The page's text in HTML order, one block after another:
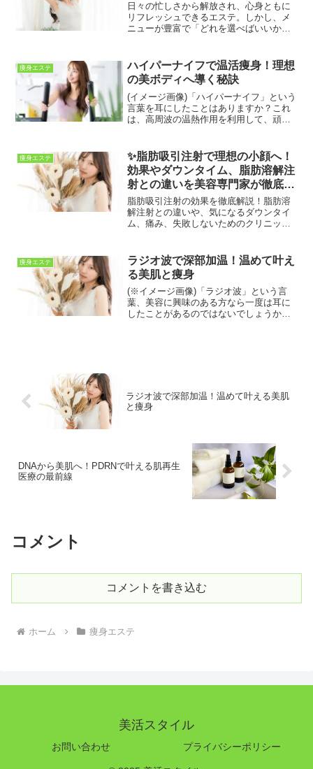
日々の忙しさから解放され、心身ともに
リフレッシュできるエステ。しかし、メ
ニューが豊富で「どれを選べばいいかわ
や悩みに合わせて、おすすめのエステメ
ニューを厳選してご紹介し...
痩身エステ
ハイパーナイフで温活痩身！理想
の美ボディへ導く秘訣
(イメージ画像)「ハイパーナイフ」という
言葉を耳にしたことはありますか？これ
は、高周波の温熱作用を利用して、頑固
みに悩んでいる方、なかなか落ちない部
分の脂肪をどうにかし...
痩身エステ
✨脂肪吸引注射で理想の小顔へ！
効果やダウンタイム、脂肪溶解注
射との違いを美容専門家が徹底解
説
脂肪吸引注射の効果を徹底解説！脂肪溶
解注射との違いや、気になるダウンタイ
ム、痛み、失敗しないためのクリニック
必見のガイドです✨
痩身エステ
ラジオ波で深部加温！温めて叶え
る美肌と痩身
(※イメージ画像)「ラジオ波」という言
葉、美容に興味のある方なら一度は耳に
したことがあるのではないでしょうか？
ラジオ波で深部加温！温めて叶える美肌
と痩身
DNAから美肌へ！PDRNで叶える肌再生
医療の最前線
コメント
コメントを書き込む
ホーム 痩身エステ
美活スタイル
お問い合わせ プライバシーポリシー